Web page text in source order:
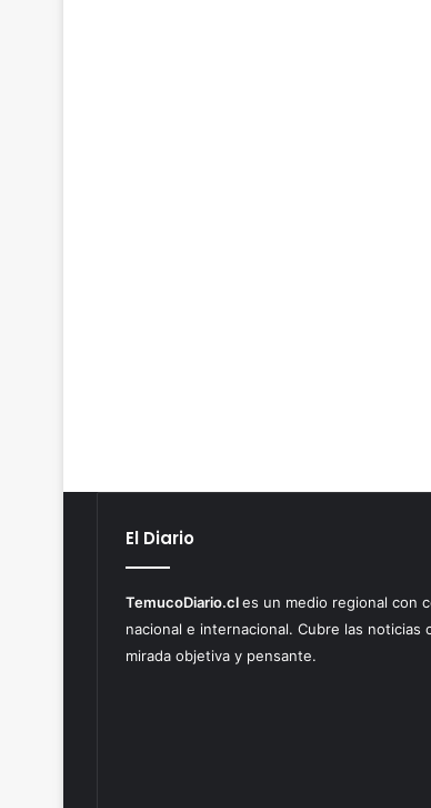
El Diario
TemucoDiario.cles un medio regional con
nacional e internacional. Cubre las noticias
mirada objetiva y pensante.